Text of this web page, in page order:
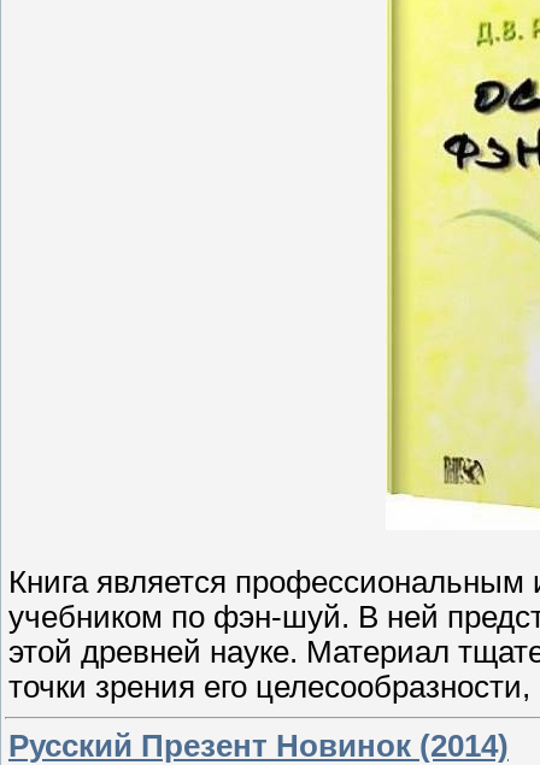
Книга является
учебником по фэн-шуй. В ней
этой древней науке. Материал
точки зрения его
Русский Презент Новинок (2014)